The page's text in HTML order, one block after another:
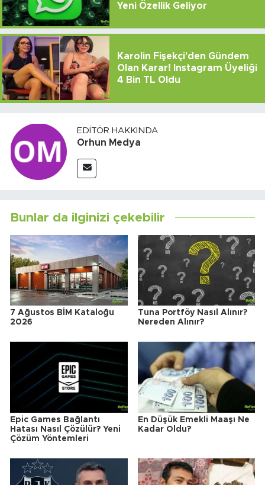
Yeni Özellik Geliyor
Karolin Fişekçi'den Gündem
Olan Karar! Instagram Üyeliği
4 Bin TL Oldu
EDITÖR HAKKINDA
Orhun Medya
Bunlar da ilginizi çekebilir
7 Ağustos BİM Kataloğu
2026
Tuna Portföy Nasıl Alınır?
Nereden Alınır?
Epic Games Bağlantı
Hatası Nasıl Çözülür? Yeni
Çözüm Yöntemleri
En Düşük Emekli Maaşı Ne
Kadar Oldu?